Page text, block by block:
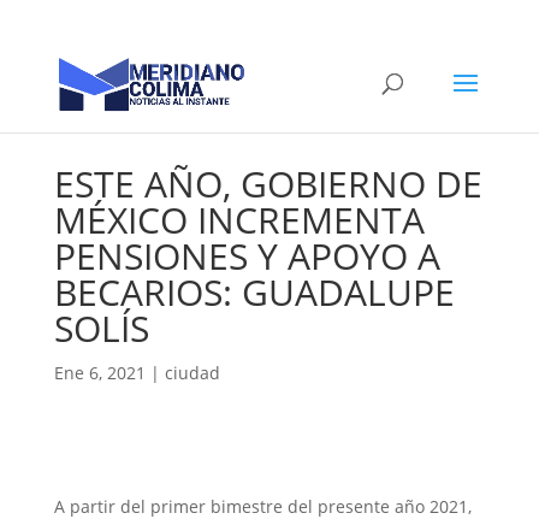
ESTE AÑO, GOBIERNO DE
MÉXICO INCREMENTA
PENSIONES Y APOYO A
BECARIOS: GUADALUPE
SOLÍS
Ene 6, 2021 | ciudad
A partir del primer bimestre del presente año 2021,